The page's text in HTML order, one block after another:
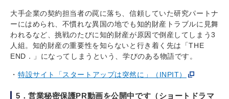
大手企業の契約担当者の罠に落ち、信頼していた研究パートナ
ーにはめられ、不慣れな異国の地でも知的財産トラブルに見舞
われるなど、挑戦のたびに知的財産が原因で倒産してしまう3
人組。知的財産の重要性を知らないと行き着く先は「THE
END．」になってしまうという、学びのある物語です。
特設サイト「スタートアップは突然に」（INPIT）
5．営業秘密保護PR動画を公開中です（ショートドラマ